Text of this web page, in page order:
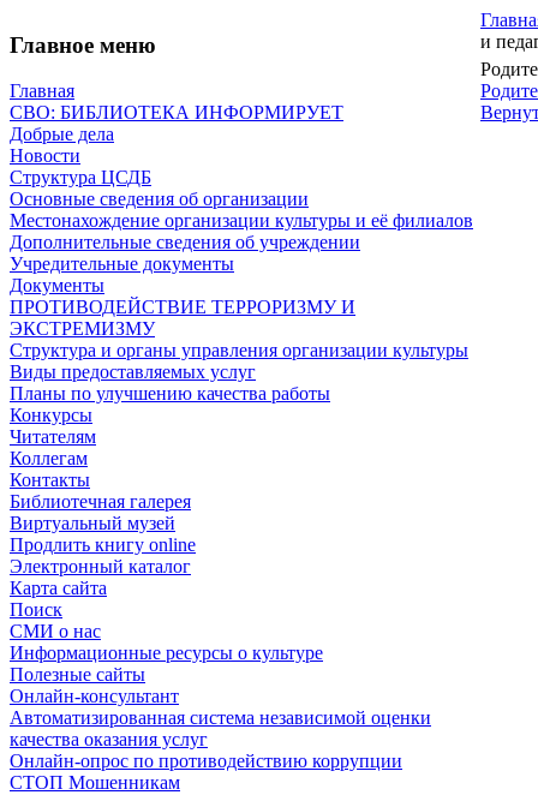
Главное меню
Главная
СВО: БИБЛИОТЕКА ИНФОРМИРУЕТ
Добрые дела
Новости
Структура ЦСДБ
Основные сведения об организации
Местонахождение организации культуры и её филиалов
Дополнительные сведения об учреждении
Учредительные документы
Документы
ПРОТИВОДЕЙСТВИЕ ТЕРРОРИЗМУ И
ЭКСТРЕМИЗМУ
Структура и органы управления организации культуры
Виды предоставляемых услуг
Планы по улучшению качества работы
Конкурсы
Читателям
Коллегам
Контакты
Библиотечная галерея
Виртуальный музей
Продлить книгу online
Электронный каталог
Карта сайта
Поиск
СМИ о нас
Информационные ресурсы о культуре
Полезные сайты
Онлайн-консультант
Автоматизированная система независимой оценки
качества оказания услуг
Онлайн-опрос по противодействию коррупции
СТОП Мошенникам
и